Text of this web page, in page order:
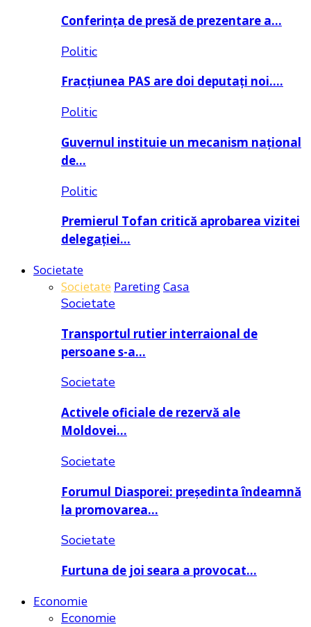
Conferința de presă de prezentare a…
Politic
Fracțiunea PAS are doi deputați noi….
Politic
Guvernul instituie un mecanism național
de…
Politic
Premierul Tofan critică aprobarea vizitei
delegației…
Societate
Societate ParetingCasa
Societate
Transportul rutier interraional de
persoane s-a…
Societate
Activele oficiale de rezervă ale
Moldovei…
Societate
Forumul Diasporei: președinta îndeamnă
la promovarea…
Societate
Furtuna de joi seara a provocat…
Economie
Economie